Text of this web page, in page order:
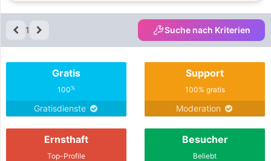
1 Suche nach Kriterien
Gratis
100%
Gratisdienste
Support
100% gratis
Moderation
Ernsthaft
Top-Profile
Besucher
Beliebt